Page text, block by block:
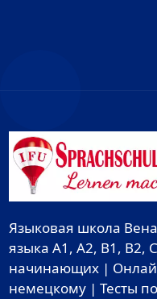
Языковая школа
языка A1, A2, B1, B2,
начинающих |
немецкому | Тесты